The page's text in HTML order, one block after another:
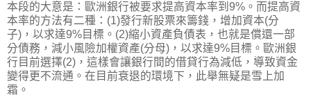
本段的大意是：歐洲銀行被要求提高資本率到9%。而提高資
本率的方法有二種：(1)發行新股票來籌錢，增加資本(分
子)，以求達9%目標。(2)縮小資產負債表，也就是償還一部
分債務，減小風險加權資產(分母)，以求達9%目標。歐洲銀
行目前選擇(2)，這樣會讓銀行間的借貸行為減低，導致資金
變得更不流通。在目前衰退的環境下，此舉無疑是雪上加
霜。